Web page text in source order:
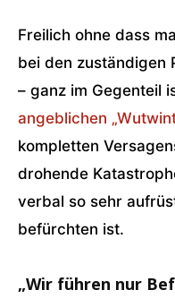
Freilich ohne dass
bei den zuständigen
– ganz im Gegenteil
angeblichen
kompletten
drohende
verbal so sehr
befürchten ist.
„Wir führen nur